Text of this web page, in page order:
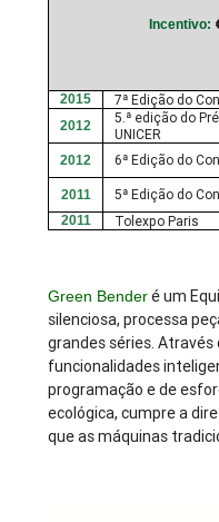
Incentivo:
2015 7ª Edição do
2012
5.ª edição do
UNICER
2012 6ª Edição do
2011 5ª Edição do
2011 Tolexpo Paris
Green Benderé um
silenciosa, processa
grandes séries.
funcionalidades
programação e de
ecológica, cumpre a
que as máquinas